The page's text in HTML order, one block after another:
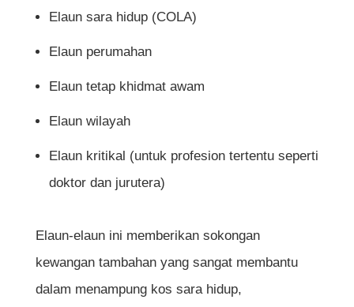
Elaun sara hidup (COLA)
Elaun perumahan
Elaun tetap khidmat awam
Elaun wilayah
Elaun kritikal (untuk profesion tertentu seperti
doktor dan jurutera)
Elaun-elaun ini memberikan sokongan
kewangan tambahan yang sangat membantu
dalam menampung kos sara hidup,